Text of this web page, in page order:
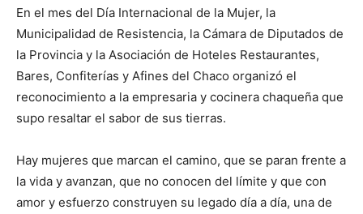
En el mes del Día Internacional de la Mujer, la
Municipalidad de Resistencia, la Cámara de Diputados de
la Provincia y la Asociación de Hoteles Restaurantes,
Bares, Confiterías y Afines del Chaco organizó el
reconocimiento a la empresaria y cocinera chaqueña que
supo resaltar el sabor de sus tierras.
Hay mujeres que marcan el camino, que se paran frente a
la vida y avanzan, que no conocen del límite y que con
amor y esfuerzo construyen su legado día a día, una de